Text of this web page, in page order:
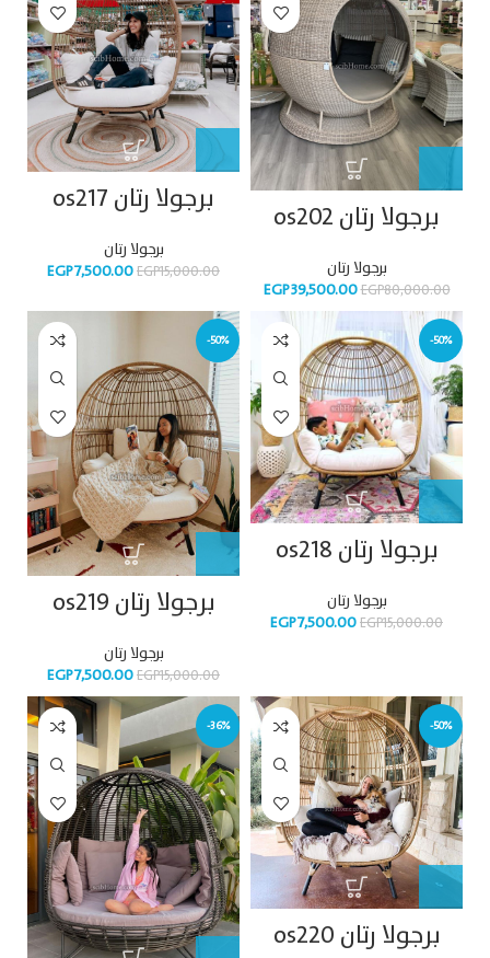
برجولا رتان os202
برجولا رتان
EGP80,000.00
EGP39,500.00
برجولا رتان os217
برجولا رتان
EGP15,000.00
EGP7,500.00
-50%
برجولا رتان os218
برجولا رتان
EGP15,000.00
EGP7,500.00
-50%
برجولا رتان os219
برجولا رتان
EGP15,000.00
EGP7,500.00
-50%
برجولا رتان os220
-36%